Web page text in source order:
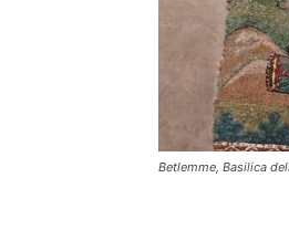
Betlemme, Basilica